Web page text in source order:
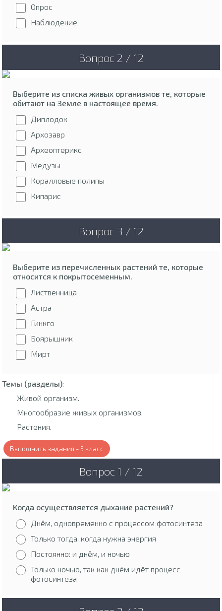
Опрос
Наблюдение
Вопрос 2 / 12
Выберите из списка живых организмов те, которые
обитают на Земле в настоящее время.
Диплодок
Архозавр
Археоптерикс
Медузы
Коралловые полипы
Кипарис
Вопрос 3 / 12
Выберите из перечисленных растений те, которые
относится к покрытосеменным.
Лиственница
Астра
Гинкго
Боярышник
Мирт
Темы (разделы):
Живой организм.
Многообразие живых организмов.
Растения.
Выполнить задания - 5 класс
Вопрос 1 / 12
Когда осуществляется дыхание растений?
Днём, одновременно с процессом фотосинтеза
Только тогда, когда нужна энергия
Постоянно: и днём, и ночью
Только ночью, так как днём идёт процесс
фотосинтеза